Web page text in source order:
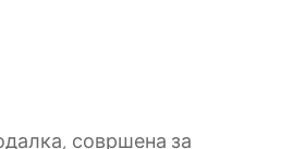
совршена за